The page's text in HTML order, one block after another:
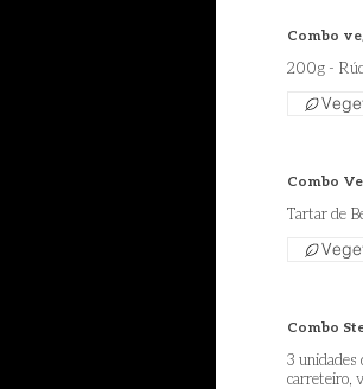
Combo
200g -
Combo
Tartar de
Combo
3 unidades
carreteiro,